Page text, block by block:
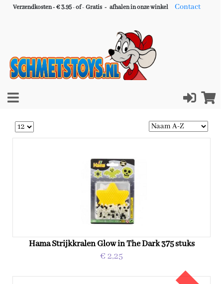
Verzendkosten - € 3.95-of- Gratis - afhalen in onze winkel Contact
Hama Strijkkralen Glow in The Dark 375 stuks
€ 2,25